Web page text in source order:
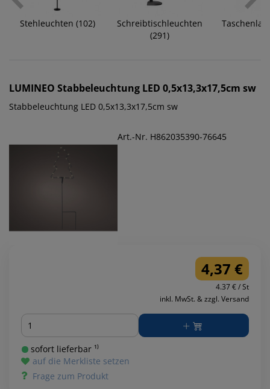
Stehleuchten (102)
Schreibtischleuchten
(291)
LUMINEO Stabbeleuchtung LED 0,5x13,3x17,5cm sw
Stabbeleuchtung LED 0,5x13,3x17,5cm sw
Art.-Nr. H862035390-76645
4,37 €
4.37 € / St
inkl. MwSt. & zzgl. Versand
Menge
sofort lieferbar ¹⁾
auf die Merkliste setzen
Frage zum Produkt